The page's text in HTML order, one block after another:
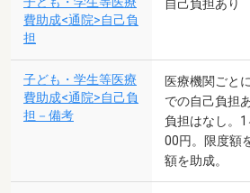
費助成<通院>自己負
担
自己負担あり
子ども・学生等医療
費助成<通院>自己負
担－備考
医療機関ごと
での自己負担
負担はなし。
00円。限度額
額を助成。